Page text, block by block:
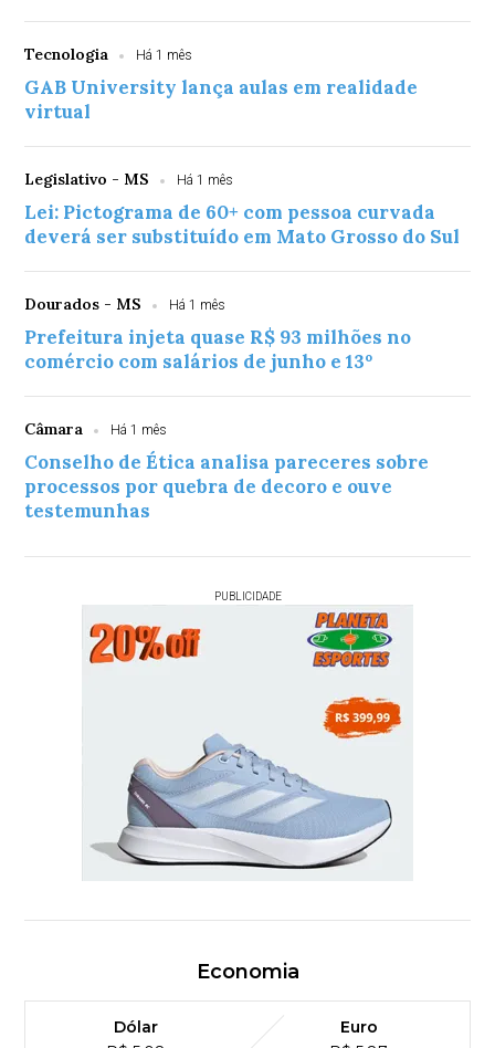
Tecnologia Há 1 mês
GAB University lança aulas em realidade
virtual
Legislativo - MS Há 1 mês
Lei: Pictograma de 60+ com pessoa curvada
deverá ser substituído em Mato Grosso do Sul
Dourados - MS Há 1 mês
Prefeitura injeta quase R$ 93 milhões no
comércio com salários de junho e 13º
Câmara Há 1 mês
Conselho de Ética analisa pareceres sobre
processos por quebra de decoro e ouve
testemunhas
PUBLICIDADE
Economia
Dólar
Euro